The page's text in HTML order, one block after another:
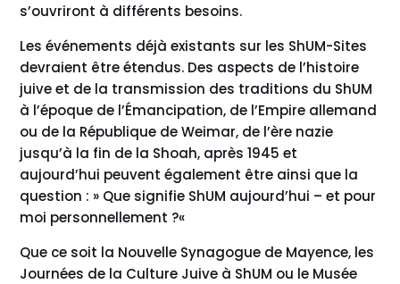
s’ouvriront à différents besoins.
Les événements déjà existants sur les ShUM-Sites
devraient être étendus. Des aspects de l’histoire
juive et de la transmission des traditions du ShUM
à l’époque de l’Émancipation, de l’Empire allemand
ou de la République de Weimar, de l’ère nazie
jusqu’à la fin de la Shoah, après 1945 et
aujourd’hui peuvent également être ainsi que la
question : » Que signifie ShUM aujourd’hui – et pour
moi personnellement ?«
Que ce soit la Nouvelle Synagogue de Mayence, les
Journées de la Culture Juive à ShUM ou le Musée